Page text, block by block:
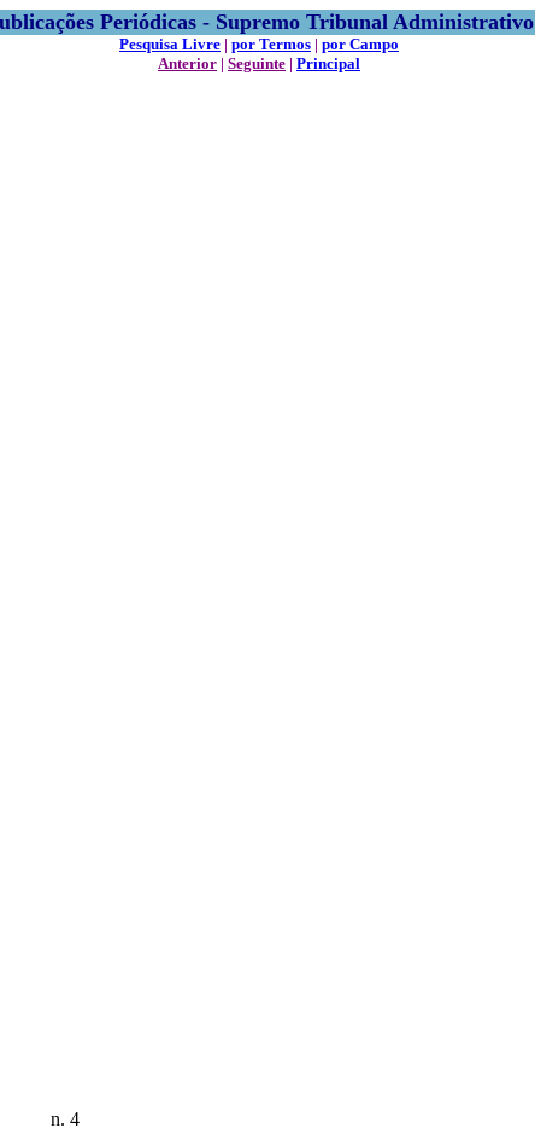
Periódicas - Supremo Tribunal Administrativo
Pesquisa Livre | por Termos | por Campo
Anterior | Seguinte | Principal
n. 4